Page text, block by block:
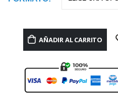
AÑADIR AL CARRITO